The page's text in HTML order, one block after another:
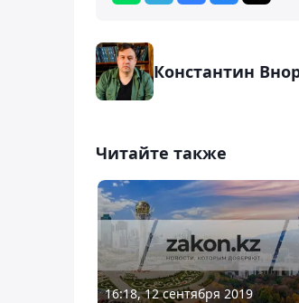
Константин
Читайте также
16:18, 12 сентября 2019